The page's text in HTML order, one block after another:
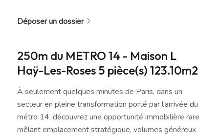
Déposer un dossier
250m du METRO 14 - Maison L
Haÿ-Les-Roses 5 pièce(s) 123.10m2
À seulement quelques minutes de Paris, dans un
secteur en pleine transformation porté par l'arrivée du
métro 14, découvrez une opportunité immobilière rare
mêlant emplacement stratégique, volumes généreux